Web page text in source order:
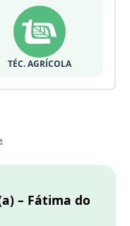
TÉC. AGRÍCOLA
– Fátima do